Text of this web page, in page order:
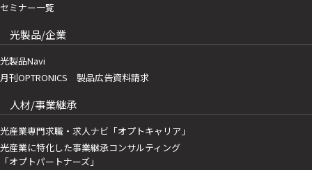
セミナー一覧
光製品/企業
光製品Navi
月刊OPTRONICS 製品広告資料請求
人材/事業継承
光産業専門求職・求人ナビ「オプトキャリア」
光産業に特化した事業継承コンサルティング
「オプトパートナーズ」